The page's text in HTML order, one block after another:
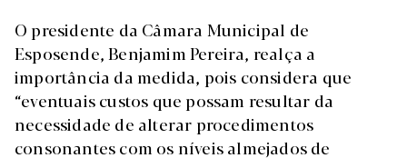
O presidente da Câmara Municipal de
Esposende, Benjamim Pereira, realça a
importância da medida, pois considera que
“eventuais custos que possam resultar da
necessidade de alterar procedimentos
consonantes com os níveis almejados de